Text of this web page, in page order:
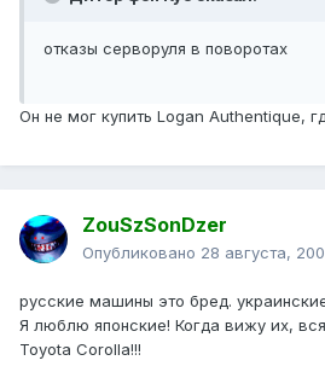
отказы серворуля в поворотах
Он не мог купить Logan Authentique,
ZouSzSonDzer
Опубликовано 28 августа,
русские машины это бред.
Я люблю японские! Когда вижу их,
Toyota Corolla!!!